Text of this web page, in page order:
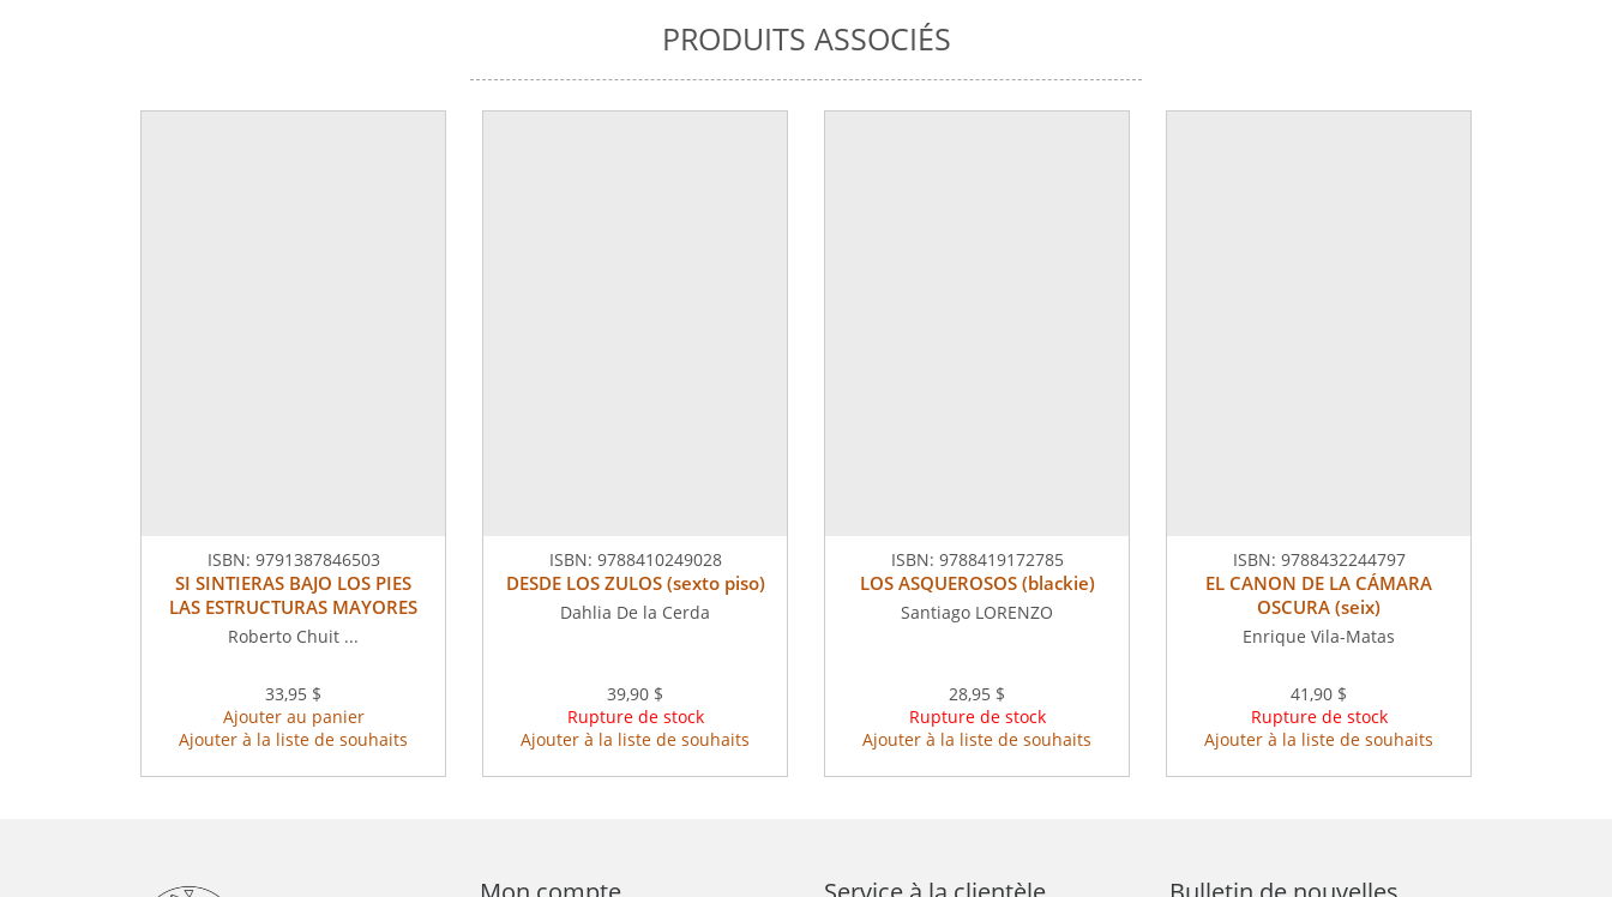
PRODUITS ASSOCIÉS
ISBN: 9791387846503
SI SINTIERAS BAJO LOS PIES
LAS ESTRUCTURAS MAYORES
Roberto Chuit ...
33,95 $
Ajouter au panier
Ajouter à la liste de souhaits
ISBN: 9788410249028
DESDE LOS ZULOS (sexto piso)
Dahlia De la Cerda
39,90 $
Rupture de stock
Ajouter à la liste de souhaits
ISBN: 9788419172785
LOS ASQUEROSOS (blackie)
Santiago LORENZO
28,95 $
Rupture de stock
Ajouter à la liste de souhaits
ISBN: 9788432244797
EL CANON DE LA CÁMARA
OSCURA (seix)
Enrique Vila-Matas
41,90 $
Rupture de stock
Ajouter à la liste de souhaits